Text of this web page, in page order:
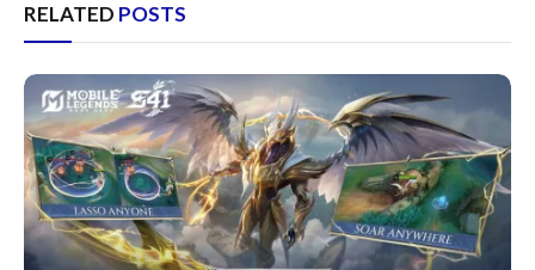
RELATED POSTS